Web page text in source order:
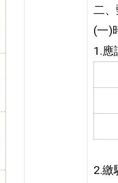
二、
(一)
1.應
2.繳